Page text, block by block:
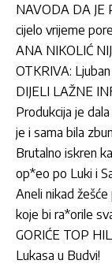
NAVODA DA JE
cijelo vrijeme
ANA NIKOLIĆ
OTKRIVA:
DIJELI LAŽNE
Produkcija je
je i sama bila
Brutalno iskren
op*eo po Luki i
Aneli nikad
koje bi ra*orile
GORIĆE TOP
Lukasa u Budvi!